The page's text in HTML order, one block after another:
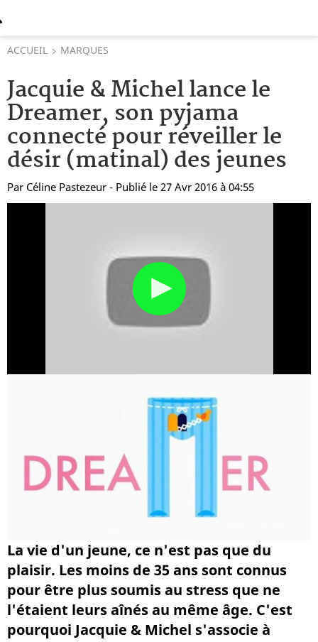
ACCUEIL MARQUES
Jacquie & Michel lance le
Dreamer, son pyjama
connecté pour réveiller le
désir (matinal) des jeunes
Par Céline Pastezeur - Publié le 27 Avr 2016 à 04:55
La vie d'un jeune, ce n'est pas que du
plaisir. Les moins de 35 ans sont connus
pour être plus soumis au stress que ne
l'étaient leurs aînés au même âge. C'est
pourquoi Jacquie & Michel s'associe à